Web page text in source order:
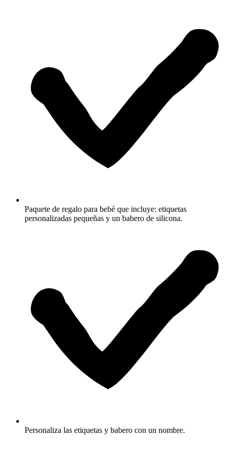
Paquete de regalo para bebé que incluye: etiquetas
personalizadas pequeñas y un babero de silicona.
Personaliza las etiquetas y babero con un nombre.